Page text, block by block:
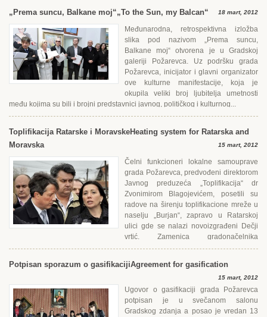
„Prema suncu, Balkane moj“„To the Sun, my Balcan“ 18 mart, 2012
Međunarodna, retrospektivna izložba
slika pod nazivom „Prema suncu,
Balkane moj“ otvorena je u Gradskoj
galeriji Požarevca. Uz podršku grada
Požarevca, inicijator i glavni organizator
ove kulturne manifestacije, koja je
okupila veliki broj ljubitelja umetnosti
među kojima su bili i brojni predstavnici javnog, političkog i kulturnog...
Toplifikacija Ratarske i MoravskeHeating system for Ratarska and
Moravska
15 mart, 2012
Čelni funkcioneri lokalne samouprave
grada Požarevca, predvođeni direktorom
Javnog preduzeća „Toplifikacija“ dr
Zvonimirom Blagojevićem, posetili su
radove na širenju toplifikacione mreže u
naselju „Burjan“, zapravo u Ratarskoj
ulici gde se nalazi novoizgrađeni Dečji
vrtić. Zamenica gradonačelnika
Požarevca, Vukica Vasić je tom prilikom istakla: -Završen je...
Potpisan sporazum o gasifikacijiAgreement for gasification
15 mart, 2012
Ugovor o gasifikaciji grada Požarevca
potpisan je u svečanom salonu
Gradskog zdanja a posao je vredan 13